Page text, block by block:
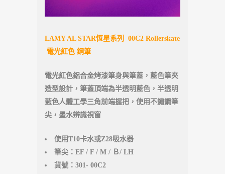
LAMY AL STAR恆星系列 00C2 Rollerskate
電光紅色 鋼筆
電光紅色鋁合金烤漆筆身與筆蓋，藍色筆夾
造型設計，筆蓋頂端為半透明藍色，半透明
藍色人體工學三角前端握把，使用不鏽鋼筆
尖，墨水辨識視窗
使用T10卡水或Z28吸水器
筆尖：EF / F / M / Ｂ/ LH
貨號：301- 00C2